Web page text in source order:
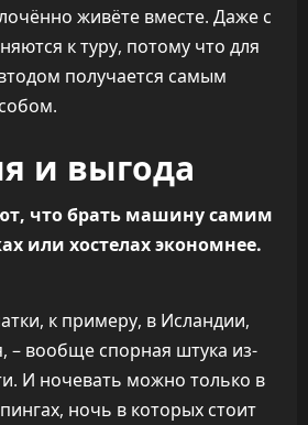
живёте вместе. Даже с
к туру, потому что для
получается самым
и выгода
что брать машину самим
или хостелах экономнее.
к примеру, в Исландии,
– вообще спорная штука из-
И ночевать можно только в
ночь в которых стоит